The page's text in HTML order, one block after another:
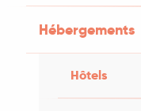
Hébergements
Hôtels